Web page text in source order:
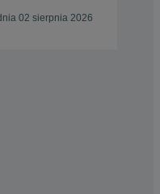
02 sierpnia 2026